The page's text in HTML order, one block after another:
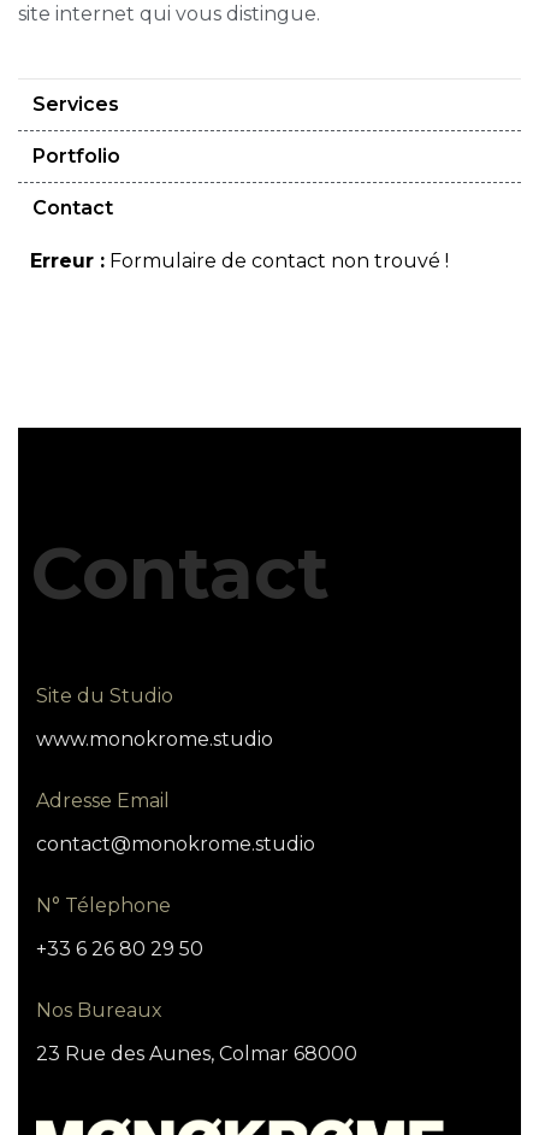
Services
Portfolio
Contact
site internet qui vous distingue.
Erreur : Formulaire de contact non trouvé !
Contact
Site du Studio
www.monokrome.studio
Adresse Email
contact@monokrome.studio
N° Télephone
+33 6 26 80 29 50
Nos Bureaux
23 Rue des Aunes, Colmar 68000